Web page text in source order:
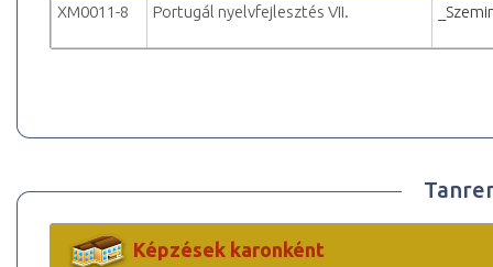
XM0011-8 Portugál nyelvfejlesztés VII.
Képzések karonként